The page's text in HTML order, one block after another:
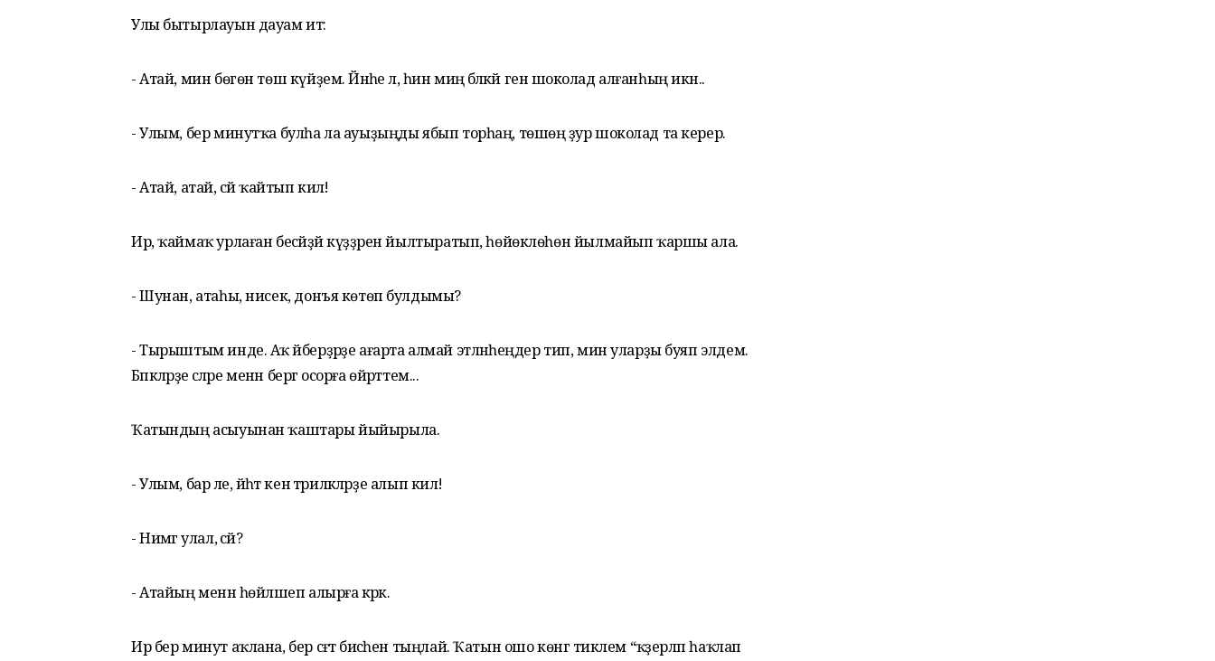
Улы бытырлауын дауам итә:
- Атай, мин бөгөн төш күйҙем. Йәнәһе лә, һин миңә бәләкәй генә шоколад алғанһың икән..
- Улым, бер минутҡа булһа ла ауыҙыңды ябып торһаң, төшөңә ҙур шоколад та керер.
- Атай, атай, әсәй ҡайтып килә!
Ир, ҡаймаҡ урлаған бесәйҙәй күҙҙәрен йылтыратып, һөйөклөһөн йылмайып ҡаршы ала.
- Шунан, атаһы, нисек, донъя көтөп булдымы?
- Тырыштым инде. Аҡ әйберҙәрҙе ағарта алмай этләнәһеңдер тип, мин уларҙы буяп элдем.
Бәпкәләрҙе әсәләре менән бергә осорға өйрәттем...
Ҡатындың асыуынан ҡаштары йыйырыла.
- Улым, бар әле, йәһәт кенә тәрилкәләрҙе алып кил!
- Нимәгә улал, әсәй?
- Атайың менән һөйләшеп алырға кәрәк.
Ир бер минут аҡлана, бер сәғәт бисәһен тыңлай. Ҡатын ошо көнгә тиклем “ҡәҙерләп һаҡлап